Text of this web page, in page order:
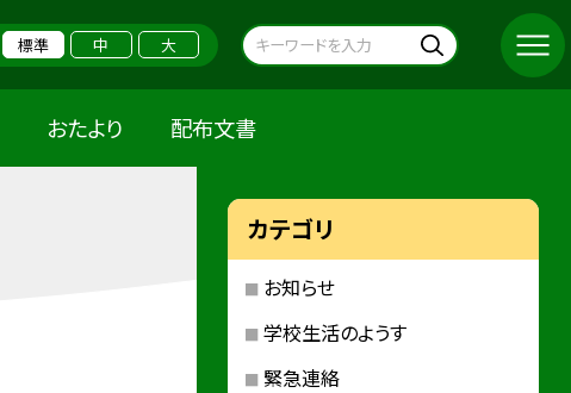
標準 中 大
おたより 配布文書
カテゴリ
お知らせ
学校生活のようす
緊急連絡